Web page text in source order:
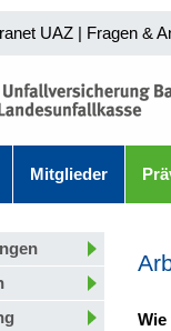
UAZ | Fragen &
Mitglieder